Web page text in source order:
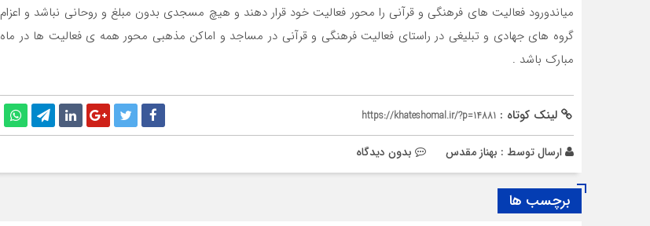
میاندورود فعالیت های فرهنگی و قرآنی را محور فعالیت خود قرار دهند و هیچ مسجدی بدون مبلغ و روحانی نباشد و اعزام
گروه های جهادی و تبلیغی در راستای فعالیت فرهنگی و قرآنی در مساجد و اماکن مذهبی محور همه ی فعالیت ها در ماه
مبارک باشد .
لینک کوتاه : https://khateshomal.ir/?p=14881
ارسال توسط : بهناز مقدس بدون دیدگاه
برچسب ها